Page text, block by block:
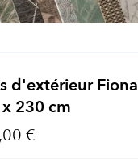
d'extérieur Fiona
230 cm
€